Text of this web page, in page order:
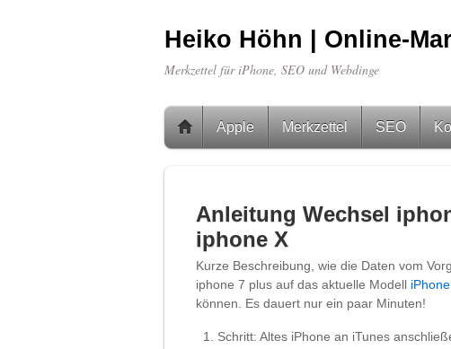
Heiko Höhn | Online-
Merkzettel für iPhone, SEO und Webdinge
Apple Merkzettel SEO
Anleitung Wechsel
iphone X
Kurze Beschreibung, wie die Daten vom
iphone 7 plus auf das aktuelle Modell
können. Es dauert nur ein paar Minuten!
Schritt: Altes iPhone an iTunes